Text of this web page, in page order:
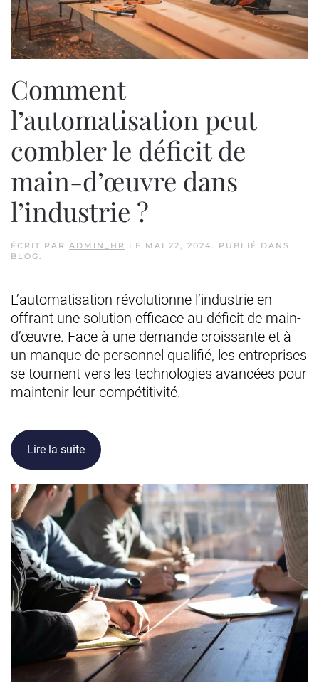
Comment
l’automatisation peut
combler le déficit de
main-d’œuvre dans
l’industrie ?
ÉCRIT PAR ADMIN_HR LE MAI 22, 2024. PUBLIÉ DANS
BLOG.
L’automatisation révolutionne l’industrie en
offrant une solution efficace au déficit de main-
d’œuvre. Face à une demande croissante et à
un manque de personnel qualifié, les entreprises
se tournent vers les technologies avancées pour
maintenir leur compétitivité.
Lire la suite